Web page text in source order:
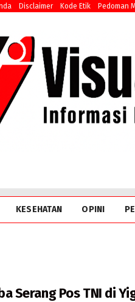
Disclaimer Kode Etik Pedoman
KESEHATAN OPINI
Serang Pos TNI di